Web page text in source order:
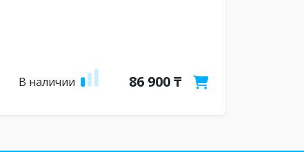
В наличии 86 900 ₸